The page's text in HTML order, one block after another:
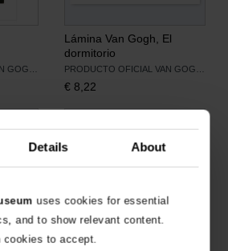
Details About
uses cookies for essential
and to show relevant content.
cookies to accept.
Lámina Van Gogh, El
dormitorio
€ 8,22